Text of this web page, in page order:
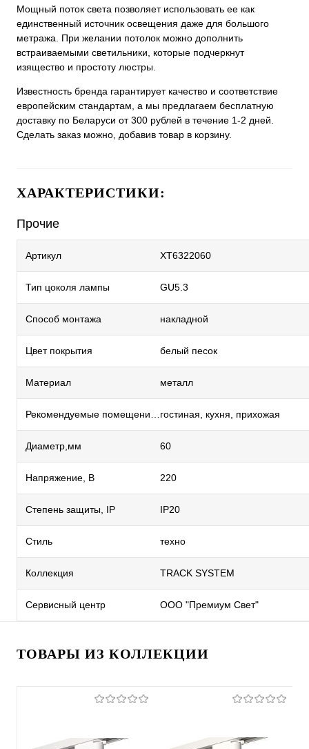
Мощный поток света позволяет использовать ее как
единственный источник освещения даже для большого
метража. При желании потолок можно дополнить
встраиваемыми светильники, которые подчеркнут
изящество и простоту люстры.
Известность бренда гарантирует качество и соответствие
европейским стандартам, а мы предлагаем бесплатную
доставку по Беларуси от 300 рублей в течение 1-2 дней.
Сделать заказ можно, добавив товар в корзину.
ХАРАКТЕРИСТИКИ:
Прочие
Артикул XT6322060
Тип цоколя лампы GU5.3
Способ монтажа накладной
Цвет покрытия белый песок
Материал металл
гостиная, кухня, прихожая
Диаметр,мм 60
Напряжение, В 220
Степень защиты, IP IP20
Стиль техно
Коллекция TRACK SYSTEM
Сервисный центр ООО "Премиум Свет"
ТОВАРЫ ИЗ КОЛЛЕКЦИИ